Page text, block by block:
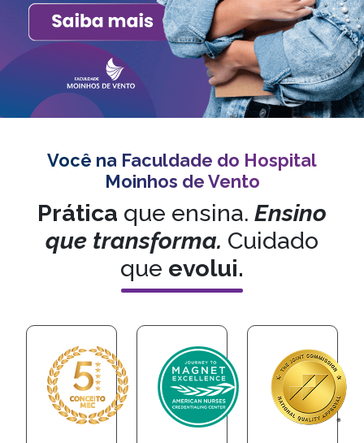
Você na Faculdade do Hospital
Moinhos de Vento
Prática que ensina. Ensino
que transforma. Cuidado
que evolui.